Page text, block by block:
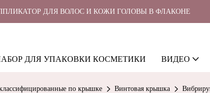
ДЛЯ ВОЛОС И КОЖИ ГОЛОВЫ В ФЛАКОНЕ
ДЛЯ УПАКОВКИ КОСМЕТИКИ ВИДЕО
по крышке Винтовая крышка